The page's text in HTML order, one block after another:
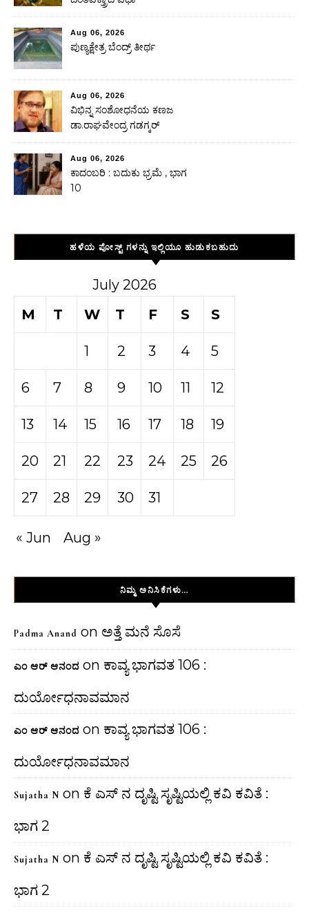
Aug 06, 2026
ಪುಣ್ಯಕ್ಷೇತ್ರ ಬೆಂದ್ರ್ ತೀರ್ಥ
Aug 06, 2026
ವಿಭಿನ್ನ ಸಂಶೋಧನೆಯ ಕಣಜ
ಡಾ.ರಾಘವೇಂದ್ರ ಗಡಗ್ಕರ್
Aug 06, 2026
ಕಾದಂಬರಿ : ಬದುಕು ಭ್ರಮೆ , ಭಾಗ
10
ಹಳೆಯ ಪೋಸ್ಟ್ ಗಳನ್ನು ಇಲ್ಲಿಯೂ ಹುಡುಕಬಹುದು
July 2026
M
T W T F S S
1 2 3 4 5
6 7 8 9 10 11 12
13 14 15 16 17 18 19
20 21 22 23 24 25 26
27 28 29 30 31
« Jun Aug »
ನಿಮ್ಮ ಅನಿಸಿಕೆಗಳು…
Padma Anand on ಅತ್ತೆ ಮನೆ ಸೊಸೆ
ಎಂ ಆರ್ ಆನಂದ on ಕಾವ್ಯ ಭಾಗವತ 106 :
ದುರ್ಯೋಧನಾವಮಾನ
ಎಂ ಆರ್ ಆನಂದ on ಕಾವ್ಯ ಭಾಗವತ 106 :
ದುರ್ಯೋಧನಾವಮಾನ
Sujatha N on ಕೆ ಎಸ್ ನ ದೃಷ್ಟಿ ಸೃಷ್ಟಿಯಲ್ಲಿ ಕವಿ ಕವಿತೆ :
ಭಾಗ 2
Sujatha N on ಕೆ ಎಸ್ ನ ದೃಷ್ಟಿ ಸೃಷ್ಟಿಯಲ್ಲಿ ಕವಿ ಕವಿತೆ :
ಭಾಗ 2